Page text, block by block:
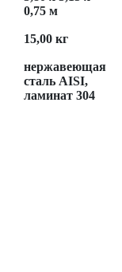
0,75 м
15,00 кг
нержавеющая
сталь AISI,
ламинат 304